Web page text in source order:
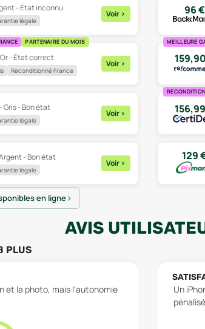
- État inconnu
légale
Voir >
PARTENAIRE DU MOIS
- État correct
Reconditionné France
Voir >
Gris - Bon état
légale
Voir >
- Bon état
légale
Voir >
en ligne
96€
MEILLEURE
159,90
156,99
129
AVIS
PLUS
et la photo, mais l'autonomie
Un